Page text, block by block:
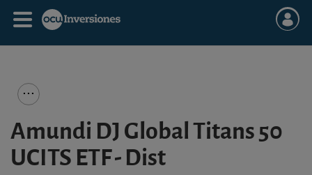
Amundi DJ Global Titans 50
UCITS ETF - Dist